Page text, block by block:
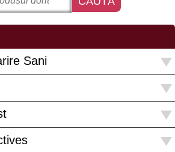
Sani